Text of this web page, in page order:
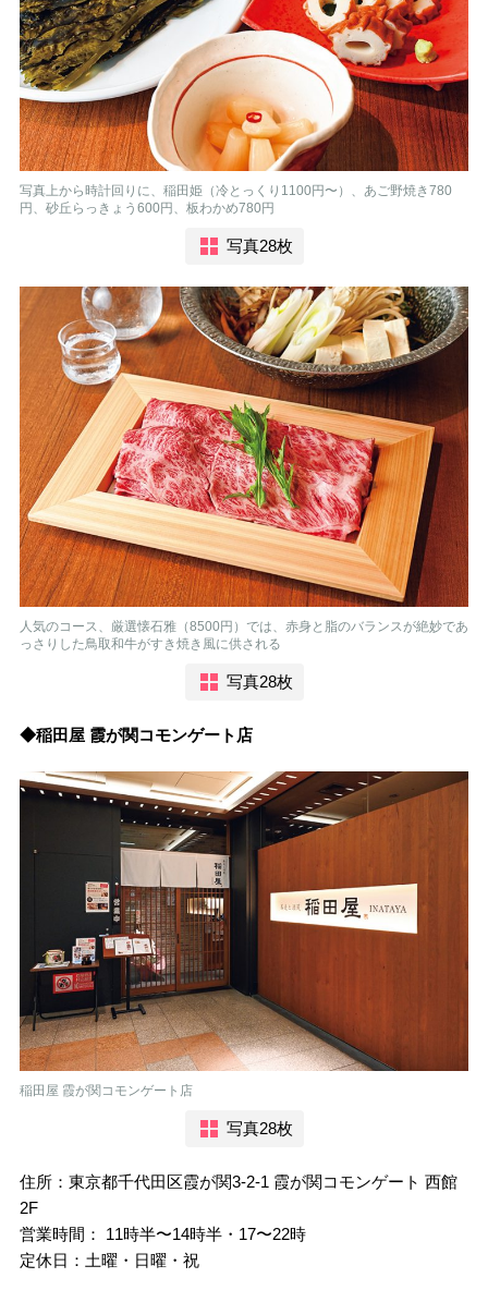
写真上から時計回りに、稲田姫（冷とっくり1100円〜）、あご野焼き780
円、砂丘らっきょう600円、板わかめ780円
写真28枚
人気のコース、厳選懐石雅（8500円）では、赤身と脂のバランスが絶妙であ
っさりした鳥取和牛がすき焼き風に供される
写真28枚
◆稲田屋 霞が関コモンゲート店
稲田屋 霞が関コモンゲート店
写真28枚
住所：東京都千代田区霞が関3-2-1 霞が関コモンゲート 西館
2F
営業時間： 11時半〜14時半・17〜22時
定休日：土曜・日曜・祝